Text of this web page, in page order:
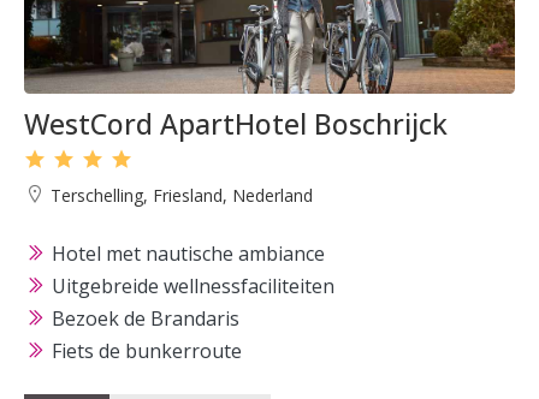
WestCord ApartHotel Boschrijck
Terschelling, Friesland, Nederland
Hotel met nautische ambiance
Uitgebreide wellnessfaciliteiten
Bezoek de Brandaris
Fiets de bunkerroute